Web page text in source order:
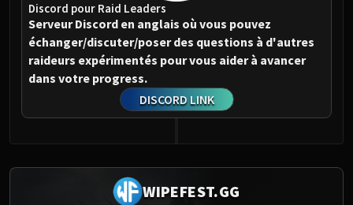
Discord pour Raid Leaders
Serveur Discord en anglais où vous pouvez
échanger/discuter/poser des questions à d'autres
raideurs expérimentés pour vous aider à avancer
dans votre progress.
DISCORD LINK
WIPEFEST.GG